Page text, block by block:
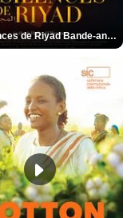
Les Silences de Riyad Bande-annonce VO STFR